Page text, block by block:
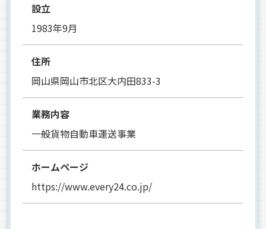
設立
1983年9月
住所
岡山県岡山市北区大内田833-3
業務内容
一般貨物自動車運送事業
ホームページ
https://www.every24.co.jp/